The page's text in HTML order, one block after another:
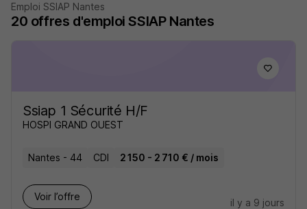
Emploi SSIAP Nantes
20 offres d'emploi SSIAP Nantes
Ssiap 1 Sécurité H/F
HOSPI GRAND OUEST
Nantes - 44 CDI 2 150 - 2 710 € / mois
Voir l’offre
il y a 9 jours